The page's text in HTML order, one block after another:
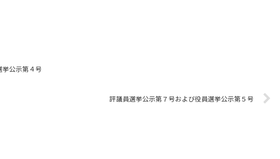
公示第４号
評議員選挙公示第７号および役員選挙公示第５号